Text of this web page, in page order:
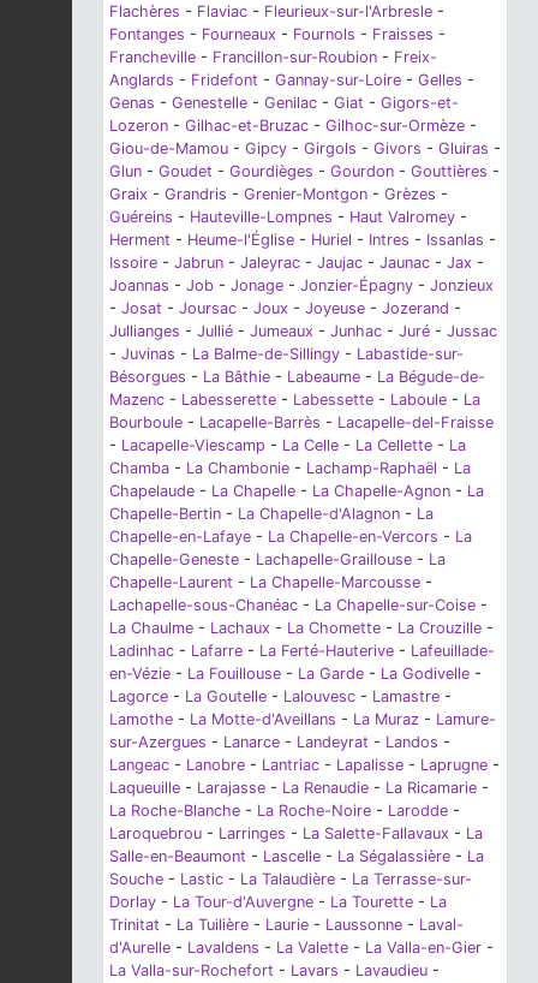
Flachères - Flaviac - Fleurieux-sur-l'Arbresle -
Fontanges - Fourneaux - Fournols - Fraisses -
Francheville - Francillon-sur-Roubion - Freix-
Anglards - Fridefont - Gannay-sur-Loire - Gelles -
Genas - Genestelle - Genilac - Giat - Gigors-et-
Lozeron - Gilhac-et-Bruzac - Gilhoc-sur-Ormèze -
Giou-de-Mamou - Gipcy - Girgols - Givors - Gluiras -
Glun - Goudet - Gourdièges - Gourdon - Gouttières -
Graix - Grandris - Grenier-Montgon - Grèzes -
Guéreins - Hauteville-Lompnes - Haut Valromey -
Herment - Heume-l'Église - Huriel - Intres - Issanlas -
Issoire - Jabrun - Jaleyrac - Jaujac - Jaunac - Jax -
Joannas - Job - Jonage - Jonzier-Épagny - Jonzieux
- Josat - Joursac - Joux - Joyeuse - Jozerand -
Jullianges - Jullié - Jumeaux - Junhac - Juré - Jussac
- Juvinas - La Balme-de-Sillingy - Labastide-sur-
Bésorgues - La Bâthie - Labeaume - La Bégude-de-
Mazenc - Labesserette - Labessette - Laboule - La
Bourboule - Lacapelle-Barrès - Lacapelle-del-Fraisse
- Lacapelle-Viescamp - La Celle - La Cellette - La
Chamba - La Chambonie - Lachamp-Raphaël - La
Chapelaude - La Chapelle - La Chapelle-Agnon - La
Chapelle-Bertin - La Chapelle-d'Alagnon - La
Chapelle-en-Lafaye - La Chapelle-en-Vercors - La
Chapelle-Geneste - Lachapelle-Graillouse - La
Chapelle-Laurent - La Chapelle-Marcousse -
Lachapelle-sous-Chanéac - La Chapelle-sur-Coise -
La Chaulme - Lachaux - La Chomette - La Crouzille -
Ladinhac - Lafarre - La Ferté-Hauterive - Lafeuillade-
en-Vézie - La Fouillouse - La Garde - La Godivelle -
Lagorce - La Goutelle - Lalouvesc - Lamastre -
Lamothe - La Motte-d'Aveillans - La Muraz - Lamure-
sur-Azergues - Lanarce - Landeyrat - Landos -
Langeac - Lanobre - Lantriac - Lapalisse - Laprugne -
Laqueuille - Larajasse - La Renaudie - La Ricamarie -
La Roche-Blanche - La Roche-Noire - Larodde -
Laroquebrou - Larringes - La Salette-Fallavaux - La
Salle-en-Beaumont - Lascelle - La Ségalassière - La
Souche - Lastic - La Talaudière - La Terrasse-sur-
Dorlay - La Tour-d'Auvergne - La Tourette - La
Trinitat - La Tuilière - Laurie - Laussonne - Laval-
d'Aurelle - Lavaldens - La Valette - La Valla-en-Gier -
La Valla-sur-Rochefort - Lavars - Lavaudieu -